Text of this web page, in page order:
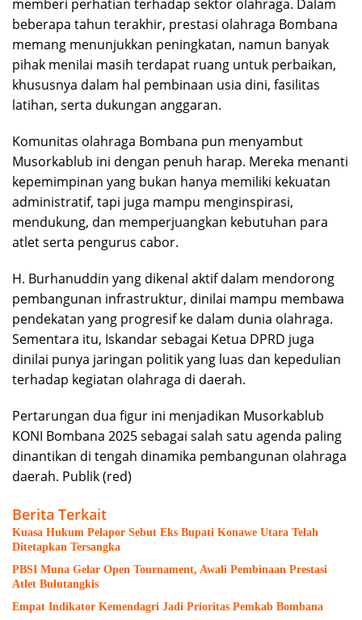
memberi perhatian terhadap sektor olahraga. Dalam
beberapa tahun terakhir, prestasi olahraga Bombana
memang menunjukkan peningkatan, namun banyak
pihak menilai masih terdapat ruang untuk perbaikan,
khususnya dalam hal pembinaan usia dini, fasilitas
latihan, serta dukungan anggaran.
Komunitas olahraga Bombana pun menyambut
Musorkablub ini dengan penuh harap. Mereka menanti
kepemimpinan yang bukan hanya memiliki kekuatan
administratif, tapi juga mampu menginspirasi,
mendukung, dan memperjuangkan kebutuhan para
atlet serta pengurus cabor.
H. Burhanuddin yang dikenal aktif dalam mendorong
pembangunan infrastruktur, dinilai mampu membawa
pendekatan yang progresif ke dalam dunia olahraga.
Sementara itu, Iskandar sebagai Ketua DPRD juga
dinilai punya jaringan politik yang luas dan kepedulian
terhadap kegiatan olahraga di daerah.
Pertarungan dua figur ini menjadikan Musorkablub
KONI Bombana 2025 sebagai salah satu agenda paling
dinantikan di tengah dinamika pembangunan olahraga
daerah. Publik (red)
Berita Terkait
Kuasa Hukum Pelapor Sebut Eks Bupati Konawe Utara Telah
Ditetapkan Tersangka
PBSI Muna Gelar Open Tournament, Awali Pembinaan Prestasi
Atlet Bulutangkis
Empat Indikator Kemendagri Jadi Prioritas Pemkab Bombana